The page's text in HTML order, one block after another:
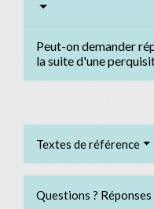
Peut-on demander
la suite d'une
Textes de référence
Questions ? Réponses